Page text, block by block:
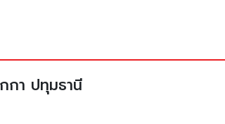
กา ปทุมธานี